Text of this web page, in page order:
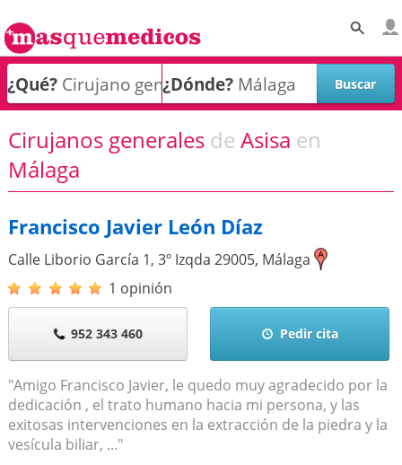
¿Qué? ¿Dónde?
Cirujanos generales de Asisa en
Málaga
Francisco Javier León Díaz
Calle Liborio García 1, 3º Izqda 29005, Málaga
1 opinión
952 343 460 Pedir cita
"Amigo Francisco Javier, le quedo muy agradecido por la
dedicación , el trato humano hacia mi persona, y las
exitosas intervenciones en la extracción de la piedra y la
vesícula biliar, ..."